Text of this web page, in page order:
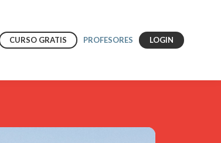
CURSO GRATIS PROFESORES LOGIN